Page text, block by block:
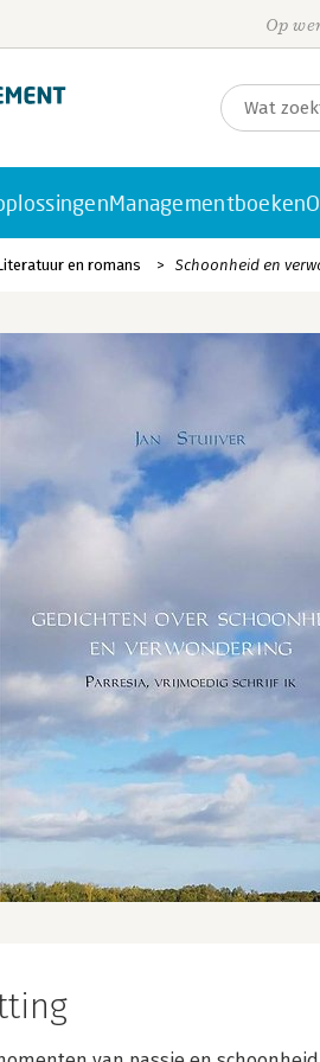
Op
Managementboeken
en romans Schoonheid en